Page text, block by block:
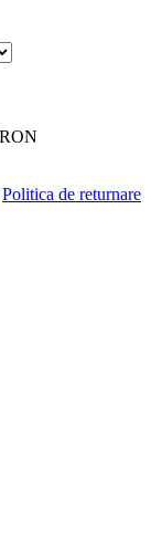
Politica de returnare